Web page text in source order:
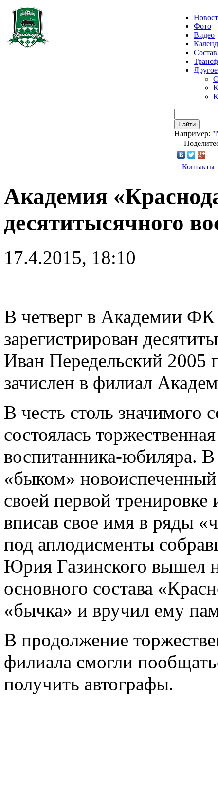
Фото
Видео
Состав
Другое
Найти
Например:
Контакты
Академия
десятитысячного
17.4.2015, 18:10
В четверг в Академии
зарегистрирован
Иван Передельский 2005
зачислен в филиал
В честь столь
состоялась
воспитанника-юбиляра.
«быком»
своей первой
вписав свое имя в ряды
под аплодисменты
Юрия Газинского вышел
основного состава
«бычка» и вручил ему
В продолжение
филиала смогли
получить автографы.